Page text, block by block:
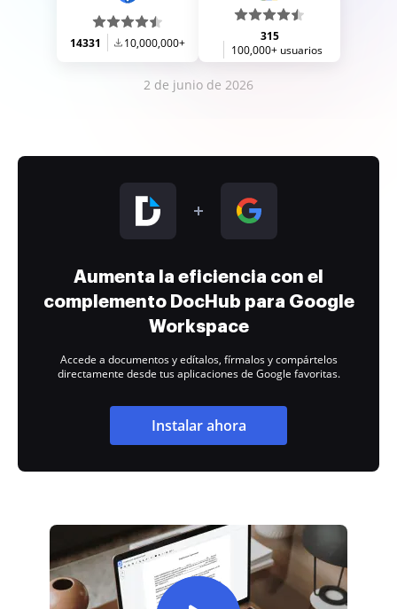
14331 10,000,000+
315
100,000+ usuarios
2 de junio de 2026
Aumenta la eficiencia con el
complemento DocHub para Google
Workspace
Accede a documentos y edítalos, fírmalos y compártelos
directamente desde tus aplicaciones de Google favoritas.
Instalar ahora